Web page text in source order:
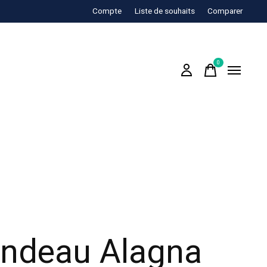
Compte Liste de souhaits Comparer
0items
Alagna